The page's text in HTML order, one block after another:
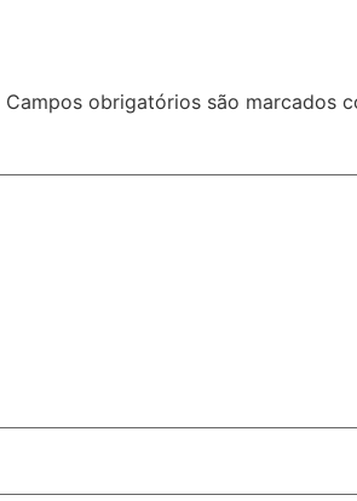
Campos obrigatórios são marcados